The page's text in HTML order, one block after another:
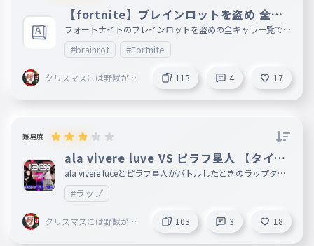
規約違反が確認されたため、このユーザーのコメントは非表示
となります
HFKRU/ふくるー @ζy
Ｑ(?)．退会しないで( ；∀；)
ぷらおす＠ごらー( ´∀
｀)
2025年03月05日
Q,こうちょうそうちょうもうちょう
ぼうちょうは打ちやすいですか？
恋暖＃🎀🩷🌈🏹💘
2025年03月05日
【fortnite】ブレインロットを盗め 全キ
ャラ一覧
フォートナイトのブレインロットを盗めの全キャラ一覧です
。 ＿＿＿＿＿＿＿＿＿＿＿＿＿＿＿＿＿＿＿＿＿＿＿＿＿
＿＿＿＿＿＿＿＿＿＿＿＿＿＿＿＿＿＿＿＿＿＿＿＿＿＿＿
＿＿＿ 11/18 作成
#brainrot #Fortnite
クリスマスには野獣がみ
113 4 17
難易度
ala vivere luve VS ピラフ星人 【タイピ
ング】
ala vivere luceとピラフ星人がバトルしたときのラップタイ
ピングです。 放送禁止用語はタイピングしなくていいです
。#ラップ
クリスマスには野獣がみ
103 3 18